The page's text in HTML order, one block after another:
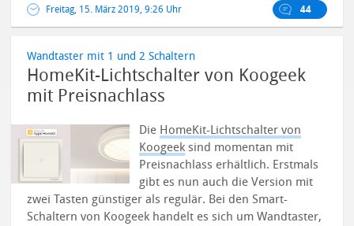
Freitag, 15. März 2019, 9:26 Uhr 44
Wandtaster mit 1 und 2 Schaltern
HomeKit-Lichtschalter von Koogeek
mit Preisnachlass
Die HomeKit-Lichtschalter von
Koogeek sind momentan mit
Preisnachlass erhältlich. Erstmals
gibt es nun auch die Version mit
zwei Tasten günstiger als regulär. Bei den Smart-
Schaltern von Koogeek handelt es sich um Wandtaster,